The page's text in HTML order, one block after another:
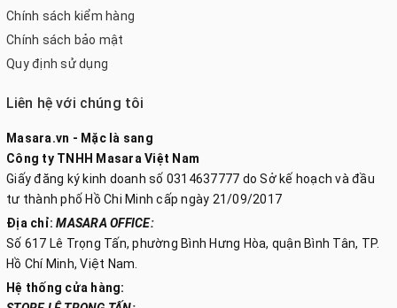
Chính sách kiểm hàng
Chính sách bảo mật
Quy định sử dụng
Liên hệ với chúng tôi
Masara.vn - Mặc là sang
Công ty TNHH Masara Việt Nam
Giấy đăng ký kinh doanh số 0314637777 do Sở kế hoạch và đầu
tư thành phố Hồ Chi Minh cấp ngày 21/09/2017
Địa chỉ: MASARA OFFICE:
Số 617 Lê Trọng Tấn, phường Bình Hưng Hòa, quận Bình Tân, TP.
Hồ Chí Minh, Việt Nam.
Hệ thống cửa hàng: